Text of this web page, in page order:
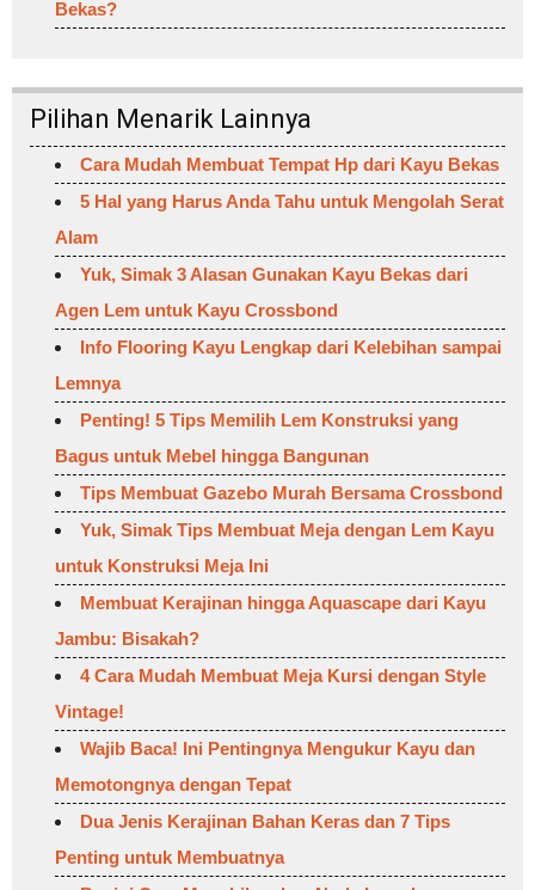
Bekas?
Pilihan Menarik Lainnya
Cara Mudah Membuat Tempat Hp dari Kayu Bekas
5 Hal yang Harus Anda Tahu untuk Mengolah Serat
Alam
Yuk, Simak 3 Alasan Gunakan Kayu Bekas dari
Agen Lem untuk Kayu Crossbond
Info Flooring Kayu Lengkap dari Kelebihan sampai
Lemnya
Penting! 5 Tips Memilih Lem Konstruksi yang
Bagus untuk Mebel hingga Bangunan
Tips Membuat Gazebo Murah Bersama Crossbond
Yuk, Simak Tips Membuat Meja dengan Lem Kayu
untuk Konstruksi Meja Ini
Membuat Kerajinan hingga Aquascape dari Kayu
Jambu: Bisakah?
4 Cara Mudah Membuat Meja Kursi dengan Style
Vintage!
Wajib Baca! Ini Pentingnya Mengukur Kayu dan
Memotongnya dengan Tepat
Dua Jenis Kerajinan Bahan Keras dan 7 Tips
Penting untuk Membuatnya